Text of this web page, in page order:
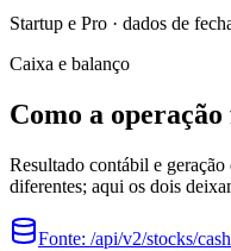
Startup e Pro · dados de
Caixa e balanço
Como a
Resultado contábil e
diferentes; aqui os dois
Fonte: /api/v2/stocks/